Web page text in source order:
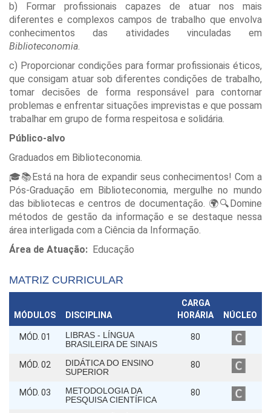
b) Formar profissionais capazes de atuar nos mais
diferentes e complexos campos de trabalho que envolva
conhecimentos das atividades vinculadas em
Biblioteconomia.
c) Proporcionar condições para formar profissionais éticos,
que consigam atuar sob diferentes condições de trabalho,
tomar decisões de forma responsável para contornar
problemas e enfrentar situações imprevistas e que possam
trabalhar em grupo de forma respeitosa e solidária.
Público-alvo
Graduados em Biblioteconomia.
🎓📚Está na hora de expandir seus conhecimentos! Com a
Pós-Graduação em Biblioteconomia, mergulhe no mundo
das bibliotecas e centros de documentação. 🌍🔍Domine
métodos de gestão da informação e se destaque nessa
área interligada com a Ciência da Informação.
Área de Atuação: Educação
MATRIZ CURRICULAR
MÓDULOS DISCIPLINA
CARGA
HORÁRIA
NÚCLEO
MÓD. 01
LIBRAS - LÍNGUA
BRASILEIRA DE SINAIS
80
MÓD. 02
DIDÁTICA DO ENSINO
SUPERIOR
80
MÓD. 03
METODOLOGIA DA
PESQUISA CIENTÍFICA
80